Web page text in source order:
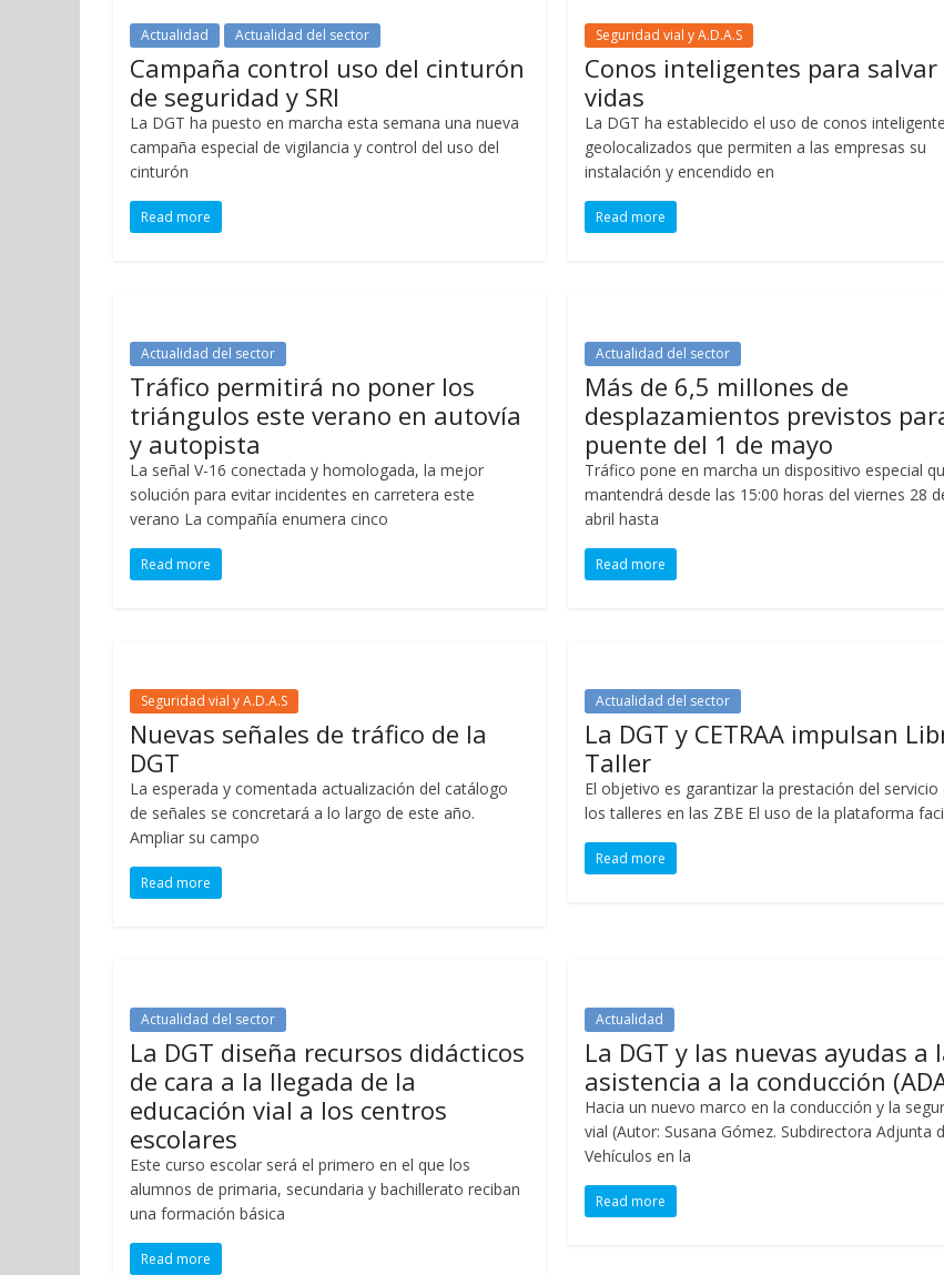
Actualidad Actualidad del sector
Campaña control uso del cinturón
de seguridad y SRI
La DGT ha puesto en marcha esta semana una nueva
campaña especial de vigilancia y control del uso del
cinturón
Read more
Seguridad vial y A.D.A.S
Conos inteligentes para salvar
vidas
La DGT ha establecido el uso de conos
geolocalizados que permiten a las empresas su
instalación y encendido en
Read more
Actualidad del sector
Tráfico permitirá no poner los
triángulos este verano en autovía
y autopista
La señal V-16 conectada y homologada, la mejor
solución para evitar incidentes en carretera este
verano La compañía enumera cinco
Read more
Actualidad del sector
Más de 6,5 millones de
desplazamientos previstos
puente del 1 de mayo
Tráfico pone en marcha un dispositivo especial
mantendrá desde las 15:00 horas del viernes 28
abril hasta
Read more
Seguridad vial y A.D.A.S
Nuevas señales de tráfico de la
DGT
La esperada y comentada actualización del catálogo
de señales se concretará a lo largo de este año.
Ampliar su campo
Read more
Actualidad del sector
La DGT y CETRAA impulsan
Taller
El objetivo es garantizar la prestación del servicio
los talleres en las ZBE El uso de la plataforma
Read more
Actualidad del sector
La DGT diseña recursos didácticos
de cara a la llegada de la
educación vial a los centros
escolares
Este curso escolar será el primero en el que los
alumnos de primaria, secundaria y bachillerato reciban
una formación básica
Read more
Actualidad
La DGT y las nuevas ayudas a
asistencia a la conducción
Hacia un nuevo marco en la conducción y la
vial (Autor: Susana Gómez. Subdirectora Adjunta
Vehículos en la
Read more